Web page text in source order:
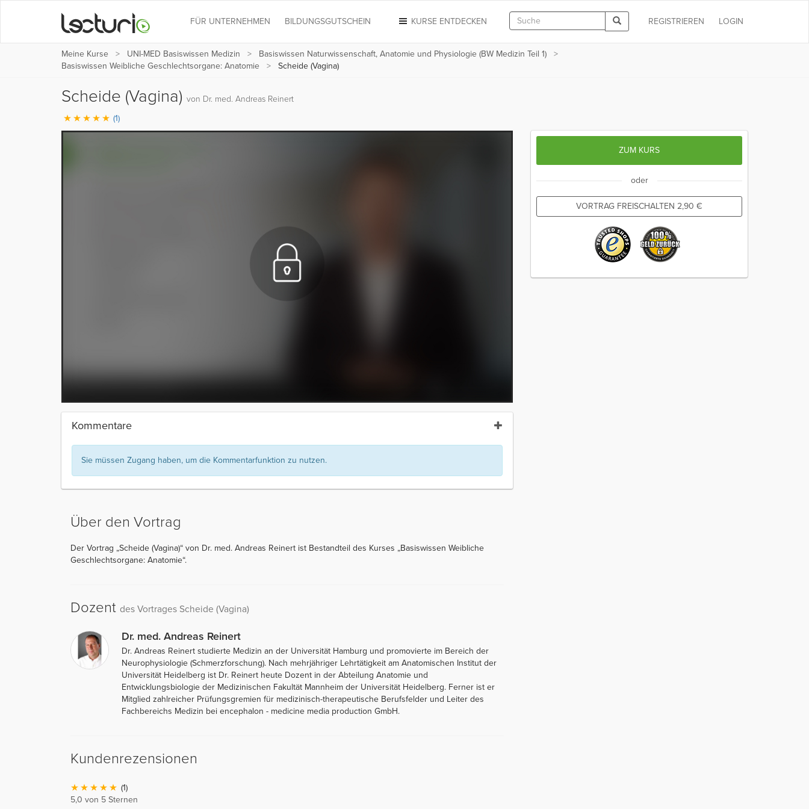
LOGIN
REGISTRIEREN
KURSE ENTDECKEN
FÜR UNTERNEHMEN BILDUNGSGUTSCHEIN
Meine Kurse UNI-MED Basiswissen Medizin
Basiswissen Naturwissenschaft, Anatomie und Physiologie (BW Medizin Teil 1)
Basiswissen Weibliche Geschlechtsorgane: Anatomie
Scheide (Vagina)
Scheide (Vagina) von Dr. med. Andreas Reinert
(1)
Kommentare
Sie müssen Zugang haben, um die Kommentarfunktion zu nutzen.
Über den Vortrag
Der Vortrag „Scheide (Vagina)“ von Dr. med. Andreas Reinert ist Bestandteil des Kurses „Basiswissen Weibliche
Geschlechtsorgane: Anatomie“.
Dozent des Vortrages Scheide (Vagina)
Dr. med. Andreas Reinert
Dr. Andreas Reinert studierte Medizin an der Universität Hamburg und promovierte im Bereich der
Neurophysiologie (Schmerzforschung). Nach mehrjähriger Lehrtätigkeit am Anatomischen Institut der
Universität Heidelberg ist Dr. Reinert heute Dozent in der Abteilung Anatomie und
Entwicklungsbiologie der Medizinischen Fakultät Mannheim der Universität Heidelberg. Ferner ist er
Mitglied zahlreicher Prüfungsgremien für medizinisch-therapeutische Berufsfelder und Leiter des
Fachbereichs Medizin bei encephalon - medicine media production GmbH.
Kundenrezensionen
(1)
5,0 von 5 Sternen
ZUM KURS
oder
VORTRAG FREISCHALTEN 2,90 €